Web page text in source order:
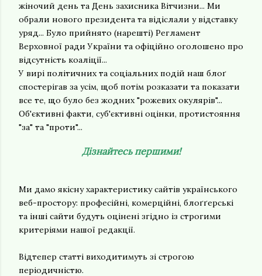
жіночий день та День захисника Вітчизни... Ми
обрали нового президента та відіслали у відставку
уряд... Було прийнято (нарешті) Регламент
Верховної ради України та офіційно оголошено про
відсутність коаліції...
У вирі політичних та соціальних подій наш блоґ
спостерігав за усім, щоб потім розказати та показати
все те, що було без жодних "рожевих окулярів"...
Об'єктивні факти, суб'єктивні оцінки, протистояння
"за" та "проти"...
Дізнайтесь першими!
Ми дамо якісну характеристику сайтів українського
веб-простору: професійні, комерційні, блоґґерські
та інші сайти будуть оцінені згідно із строгими
критеріями нашої редакції.
Відтепер статті виходитимуть зі строгою
періодичністю.